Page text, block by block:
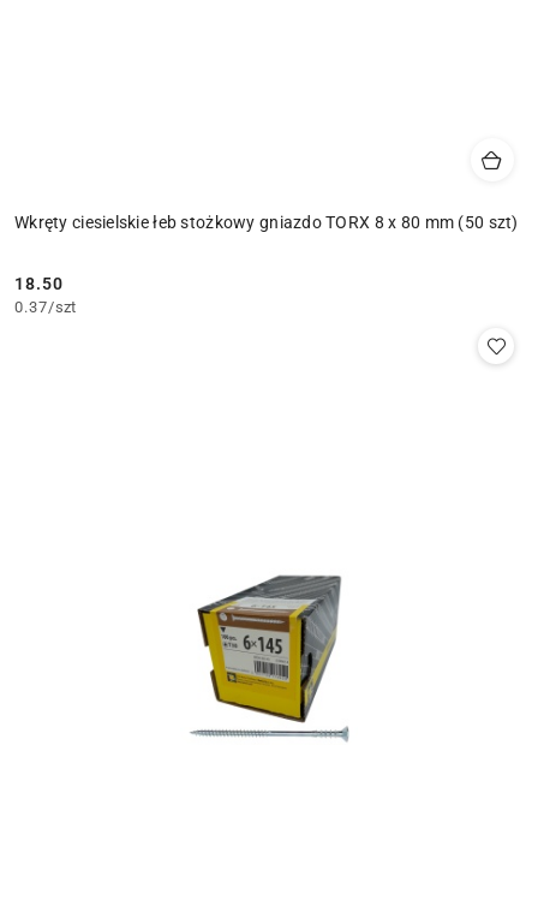
Wkręty ciesielskie łeb stożkowy gniazdo TORX 8 x 80 mm (50 szt)
Cena:
18.50
0.37/szt